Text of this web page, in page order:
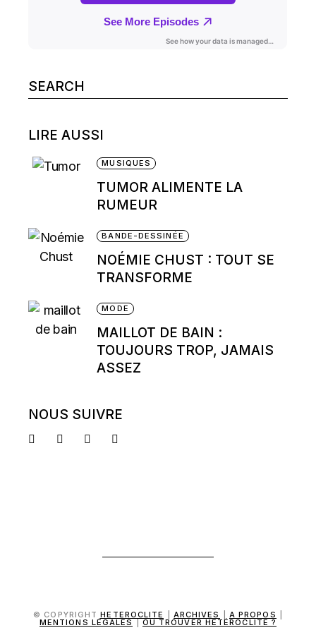
Search
for:
LIRE AUSSI
MUSIQUES
TUMOR ALIMENTE LA
RUMEUR
BANDE-DESSINÉE
NOÉMIE CHUST : TOUT SE
TRANSFORME
MODE
MAILLOT DE BAIN :
TOUJOURS TROP, JAMAIS
ASSEZ
NOUS SUIVRE
© COPYRIGHTHETEROCLITE ARCHIVES A PROPOS
MENTIONS LÉGALES OÙ TROUVER HÉTÉROCLITE ?